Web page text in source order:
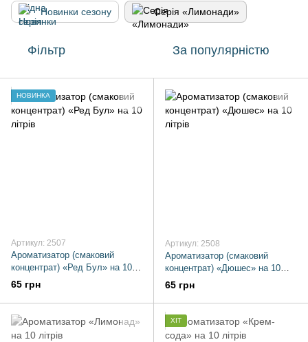
Новинки сезону Серія «Лимонади»
Фільтр За популярністю
НОВИНКА
Артикул: 2507
Ароматизатор (смаковий
концентрат) «Ред Бул» на 10
літрів
65 грн
Артикул: 2508
Ароматизатор (смаковий
концентрат) «Дюшес» на 10
літрів
65 грн
ХІТ